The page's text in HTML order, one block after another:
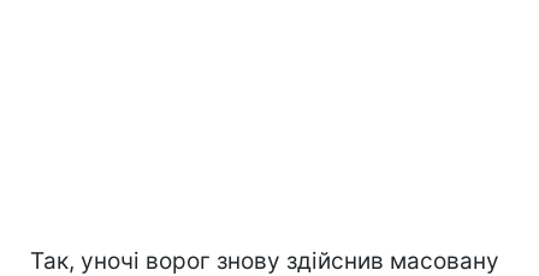
Так, уночі ворог знову здійснив масовану